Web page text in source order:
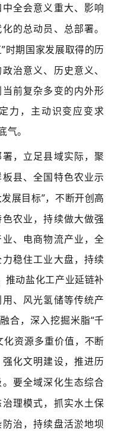
全会意义重大、影响
的总动员、总部署。
时期国家发展取得的历
治意义、历史意义、
前复杂多变的内外形
力，主动识变应变求
。
，立足县域实际，聚
县、全国特色农业示
发展目标”，不断开创高
农业，持续做大做强
、电商物流产业，全
稳住工业大盘，持续
推动盐化工产业延链补
、风光氢储等传统产
合，深入挖掘米脂“千
化资源多重价值，不断
化文明建设，推进历
要全域深化生态综合
理模式，抓实水土保
治，持续盘活淤地坝